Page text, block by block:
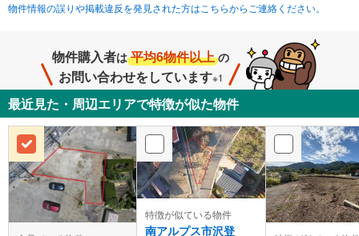
物件情報の誤りや掲載違反を発見された方はこちらからご連絡ください。
物件購入者は 平均6物件以上 の
お問い合わせをしています※1
最近見た・周辺エリアで特徴が似た物件
特徴が似ている物件
南アルプス市沢登